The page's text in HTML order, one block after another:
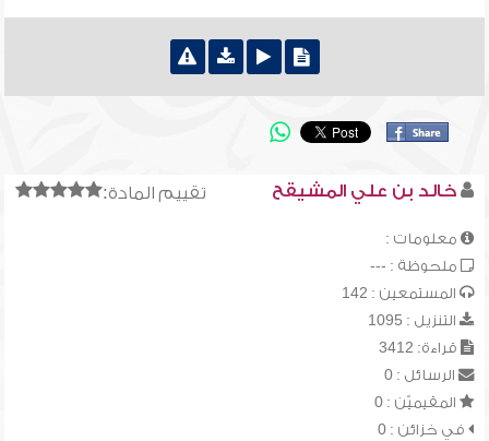
تقييم المادة: خالد بن علي المشيقح
معلومات :
ملحوظة : ---
المستمعين : 142
التنزيل : 1095
قراءة: 3412
الرسائل : 0
المقيميّن : 0
في خزائن : 0